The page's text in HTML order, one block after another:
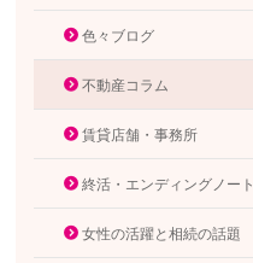
色々ブログ
不動産コラム
賃貸店舗・事務所
終活・エンディングノート
女性の活躍と相続の話題